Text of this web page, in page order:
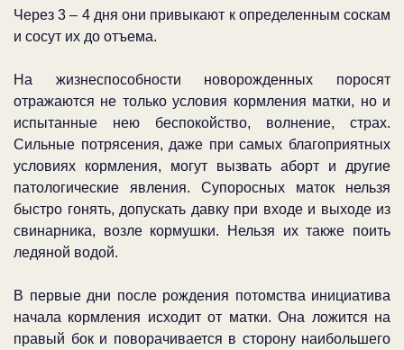
Через 3 – 4 дня они привыкают к определенным соскам
и сосут их до отъема.
На жизнеспособности новорожденных поросят
отражаются не только условия кормления матки, но и
испытанные нею беспокойство, волнение, страх.
Сильные потрясения, даже при самых благоприятных
условиях кормления, могут вызвать аборт и другие
патологические явления. Супоросных маток нельзя
быстро гонять, допускать давку при входе и выходе из
свинарника, возле кормушки. Нельзя их также поить
ледяной водой.
В первые дни после рождения потомства инициатива
начала кормления исходит от матки. Она ложится на
правый бок и поворачивается в сторону наибольшего